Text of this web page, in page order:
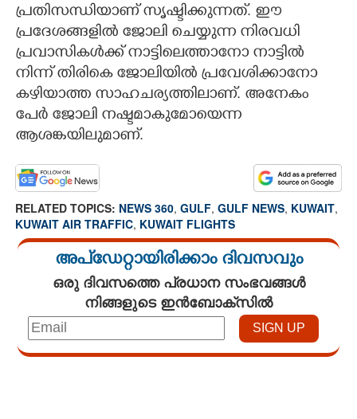
പ്രതിസന്ധിയാണ് സൃഷ്ടിക്കുന്നത്. ഈ
പ്രദേശങ്ങളിൽ ജോലി ചെയ്യുന്ന നിരവധി
പ്രവാസികൾക്ക് നാട്ടിലെത്താനോ നാട്ടിൽ
നിന്ന് തിരികെ ജോലിയിൽ പ്രവേശിക്കാനോ
കഴിയാത്ത സാഹചര്യത്തിലാണ്. അനേകം
പേർ ജോലി നഷ്ടമാകുമോയെന്ന
ആശങ്കയിലുമാണ്.
RELATED TOPICS: NEWS 360, GULF, GULF NEWS, KUWAIT,
KUWAIT AIR TRAFFIC, KUWAIT FLIGHTS
അപ്ഡേറ്റായിരിക്കാം ദിവസവും
ഒരു ദിവസത്തെ പ്രധാന സംഭവങ്ങൾ
നിങ്ങളുടെ ഇൻബോക്സിൽ